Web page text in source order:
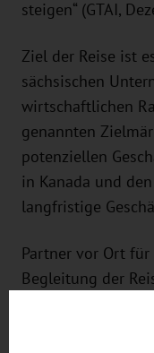
steigen“ (GTAI,
Ziel der Reise ist
sächsischen
wirtschaftlichen
genannten
potenziellen
in Kanada und
langfristige
Partner vor Ort
Begleitung der